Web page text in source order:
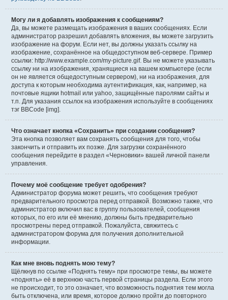
Могу ли я добавлять изображения к сообщениям?
Да, вы можете размещать изображения в ваших сообщениях. Если
администратор разрешил добавлять вложения, вы можете загрузить
изображение на форум. Если нет, вы должны указать ссылку на
изображение, сохранённое на общедоступном веб-сервере. Пример
ссылки: http://www.example.com/my-picture.gif. Вы не можете указывать
ссылку ни на изображения, хранящиеся на вашем компьютере (если
он не является общедоступным сервером), ни на изображения, для
доступа к которым необходима аутентификация, как, например, на
почтовые ящики hotmail или yahoo, защищённые паролями сайты и
т.п. Для указания ссылок на изображения используйте в сообщениях
тэг BBCode [img].
Что означает кнопка «Сохранить» при создании сообщения?
Эта кнопка позволяет вам сохранять сообщения для того, чтобы
закончить и отправить их позже. Для загрузки сохранённого
сообщения перейдите в раздел «Черновики» вашей личной панели
управления.
Почему моё сообщение требует одобрения?
Администратор форума может решить, что сообщения требуют
предварительного просмотра перед отправкой. Возможно также, что
администратор включил вас в группу пользователей, сообщения
которых, по его или её мнению, должны быть предварительно
просмотрены перед отправкой. Пожалуйста, свяжитесь с
администратором форума для получения дополнительной
информации.
Как мне вновь поднять мою тему?
Щёлкнув по ссылке «Поднять тему» при просмотре темы, вы можете
«поднять» её в верхнюю часть первой страницы раздела. Если этого
не происходит, то это означает, что возможность поднятия тем могла
быть отключена, или время, которое должно пройти до повторного